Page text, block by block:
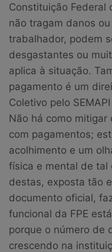
Constituição Federal
não tragam danos
trabalhador, podem
desgastantes ou
aplica à situação.
pagamento é um
Coletivo pelo
Não há como mitigar
com pagamentos;
acolhimento e um
física e mental de tal
destas, exposta tão
documento oficial,
funcional da FPE
porque o número de
crescendo na